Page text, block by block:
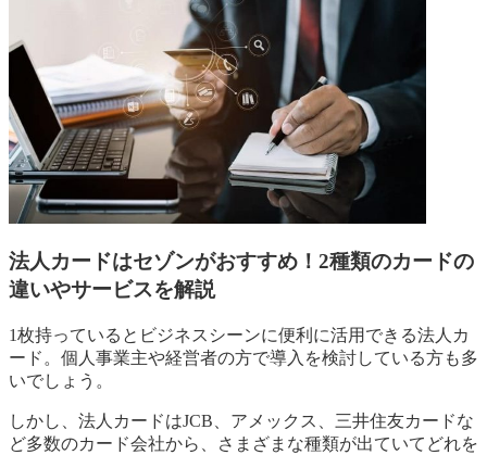
法人カードはセゾンがおすすめ！2種類のカードの
違いやサービスを解説
1枚持っているとビジネスシーンに便利に活用できる法人カ
ード。個人事業主や経営者の方で導入を検討している方も多
いでしょう。
しかし、法人カードはJCB、アメックス、三井住友カードな
ど多数のカード会社から、さまざまな種類が出ていてどれを